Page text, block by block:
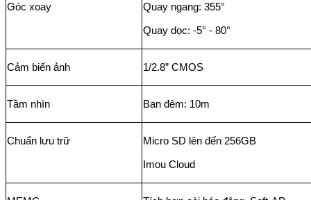
Góc xoay Quay ngang: 355°
Quay dọc: -5° - 80°
Cảm biến ảnh 1/2.8” CMOS
Tầm nhìn Ban đêm: 10m
Chuẩn lưu trữ Micro SD lên đến 256GB
Imou Cloud